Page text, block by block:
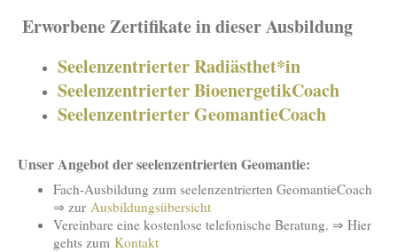
Erworbene Zertifikate in dieser Ausbildung
Seelenzentrierter Radiästhet*in
Seelenzentrierter BioenergetikCoach
Seelenzentrierter GeomantieCoach
Unser Angebot der seelenzentrierten Geomantie:
Fach-Ausbildung zum seelenzentrierten GeomantieCoach
⇒ zur Ausbildungsübersicht
Vereinbare eine kostenlose telefonische Beratung. ⇒ Hier
gehts zum Kontakt